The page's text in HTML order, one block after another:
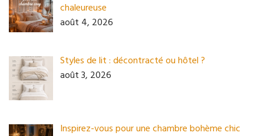
chaleureuse
août 4, 2026
Styles de lit : décontracté ou hôtel ?
août 3, 2026
Inspirez-vous pour une chambre bohème chic